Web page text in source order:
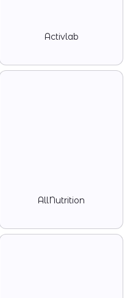
Activlab
AllNutrition